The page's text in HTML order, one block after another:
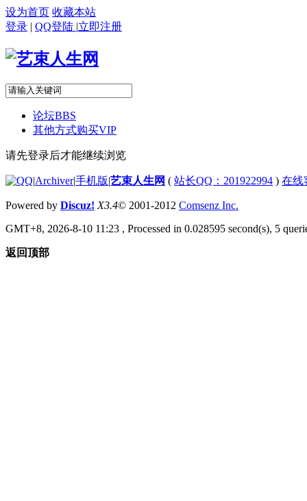
设为首页 收藏本站
登录 | QQ登陆 |立即注册
论坛BBS
其他方式购买VIP
请先登录后才能继续浏览
|Archiver|手机版|艺束人生网 ( 站长QQ：201922994 ) 在线
Powered by Discuz! X3.4© 2001-2012 Comsenz Inc.
GMT+8, 2026-8-10 11:23 , Processed in 0.028595 second(s), 5
返回顶部